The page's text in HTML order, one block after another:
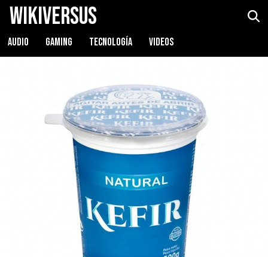
WikiVersus
AUDIO GAMING TECNOLOGÍA VIDEOS